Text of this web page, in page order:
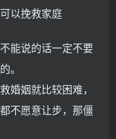
以挽救家庭
能说的话一定不要
。
婚姻就比较困难，
不愿意让步，那僵